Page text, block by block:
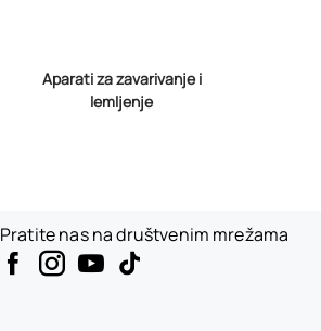
Aparati za zavarivanje i
lemljenje
Pratite nas na društvenim mrežama